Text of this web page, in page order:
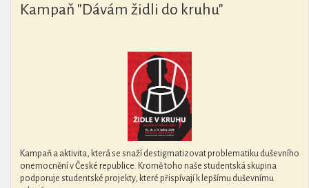
Kampaň "Dávám židli do kruhu"
Kampaň a aktivita, která se snaží destigmatizovat problematiku duševního
onemocnění v České republice. Kromě toho naše studentská skupina
podporuje studentské projekty, které přispívají k lepšímu duševnímu